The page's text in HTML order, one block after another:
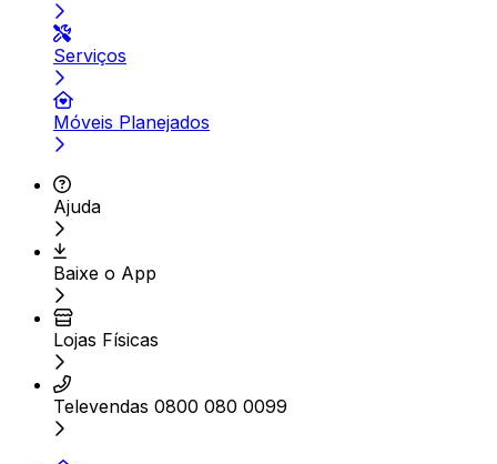
Serviços
Móveis Planejados
Ajuda
Baixe o App
Lojas Físicas
Televendas 0800 080 0099